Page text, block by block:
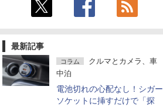
最新記事
コラム
クルマとカメラ、車
中泊
電池切れの心配なし！シガー
ソケットに挿すだけで「探